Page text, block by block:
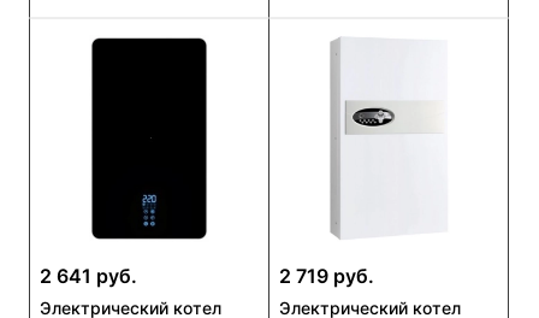
2 641 руб.
Электрический котел
2 719 руб.
Электрический котел